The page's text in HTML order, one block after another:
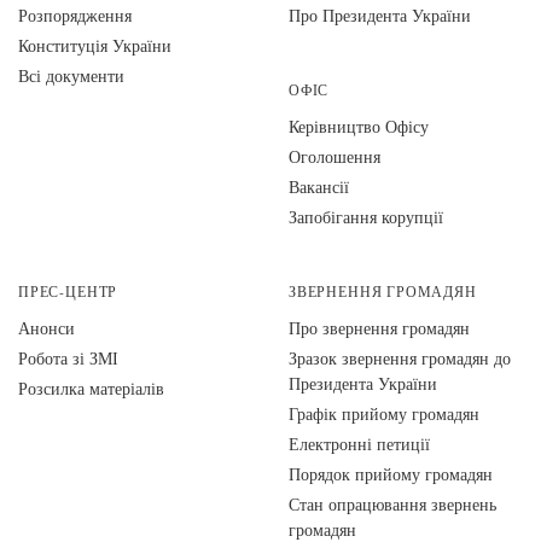
Розпорядження
Конституція України
Всі документи
Про Президента України
ОФІС
Керівництво Офісу
Оголошення
Вакансії
Запобігання корупції
ПРЕС-ЦЕНТР
Анонси
Робота зі ЗМІ
Розсилка матеріалів
ЗВЕРНЕННЯ ГРОМАДЯН
Про звернення громадян
Зразок звернення громадян до
Президента України
Графік прийому громадян
Електронні петиції
Порядок прийому громадян
Стан опрацювання звернень
громадян